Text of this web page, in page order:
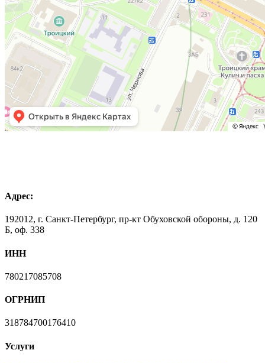
Адрес:
192012, г. Санкт-Петербург, пр-кт Обуховской обороны, д. 120
Б, оф. 338
ИНН
780217085708
ОГРНИП
318784700176410
Услуги